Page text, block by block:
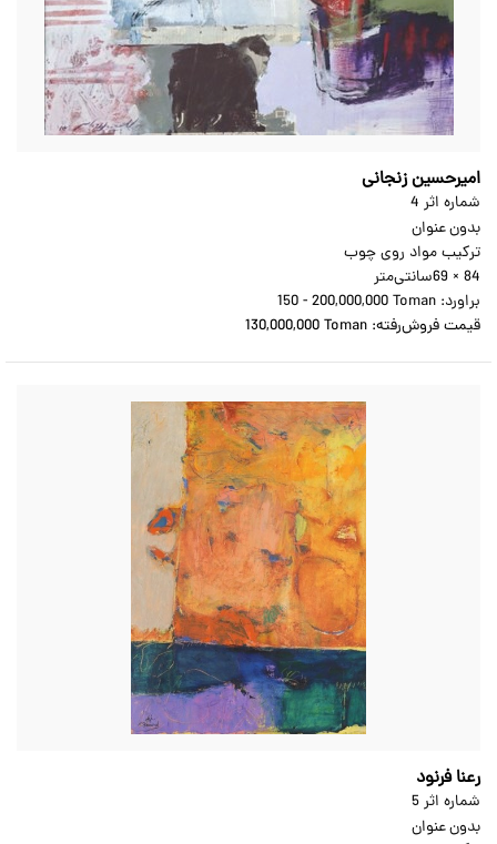
امیرحسین زنجانی
شماره اثر 4
بدون عنوان
ترکیب مواد روی چوب
69 × 84سانتی‌متر
براورد: 150 - 200,000,000 Toman
قیمت فروش‌رفته: 130,000,000 Toman
رعنا فرنود
شماره اثر 5
بدون عنوان